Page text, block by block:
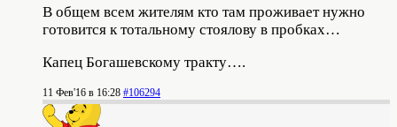
В общем всем жителям кто там проживает нужно
готовится к тотальному стоялову в пробках…
Капец Богашевскому тракту….
11 Фев'16 в 16:28 #106294